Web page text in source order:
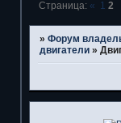
Страница: « 1 2
» Форум
двигатели »